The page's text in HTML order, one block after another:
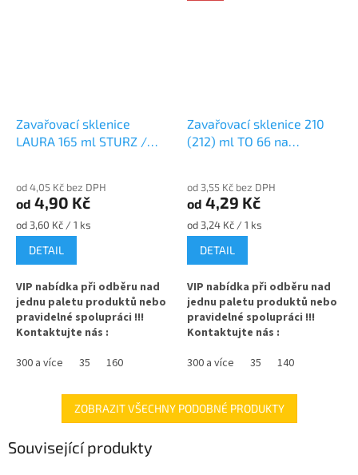
Zavařovací sklenice
LAURA 165 ml STURZ /
od 4,05 Kč bez DPH
od 4,90 Kč
Měrná
cena:
od 3,60 Kč / 1 ks
DETAIL
VIP nabídka při odběru nad
jednu paletu produktů nebo
pravidelné spolupráci !!!
Kontaktujte nás :
ml STURZ s rovnou vnitřní
hranou je ideální pro
marmelády, džemy, paštiky
nebo med. Menší sklenice
vhodná pro domácí zavařování i
300 a více 35 160
Zavařovací sklenice 210
(212) ml TO 66 na
od 3,55 Kč bez DPH
od 4,29 Kč
Měrná
cena:
od 3,24 Kč / 1 ks
DETAIL
VIP nabídka při odběru nad
jednu paletu produktů nebo
pravidelné spolupráci !!!
Kontaktujte nás :
Twist Off TO 66 je ideální pro
marmelády, med, paštiky nebo
domácí speciality. Menší
300 a více 35 140
ZOBRAZIT VŠECHNY PODOBNÉ PRODUKTY
Související produkty